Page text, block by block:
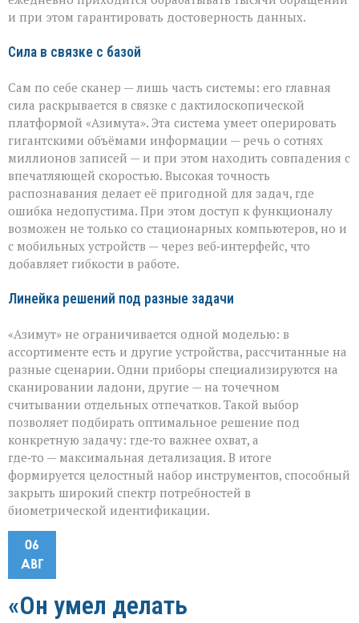
и при этом гарантировать достоверность данных.
Сила в связке с базой
Сам по себе сканер — лишь часть системы: его главная
сила раскрывается в связке с дактилоскопической
платформой «Азимута». Эта система умеет оперировать
гигантскими объёмами информации — речь о сотнях
миллионов записей — и при этом находить совпадения с
впечатляющей скоростью. Высокая точность
распознавания делает её пригодной для задач, где
ошибка недопустима. При этом доступ к функционалу
возможен не только со стационарных компьютеров, но и
с мобильных устройств — через веб‑интерфейс, что
добавляет гибкости в работе.
Линейка решений под разные задачи
«Азимут» не ограничивается одной моделью: в
ассортименте есть и другие устройства, рассчитанные на
разные сценарии. Одни приборы специализируются на
сканировании ладони, другие — на точечном
считывании отдельных отпечатков. Такой выбор
позволяет подбирать оптимальное решение под
конкретную задачу: где‑то важнее охват, а
где‑то — максимальная детализация. В итоге
формируется целостный набор инструментов, способный
закрыть широкий спектр потребностей в
биометрической идентификации.
06
АВГ
«Он умел делать